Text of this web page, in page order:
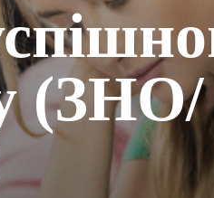
(ЗНО/